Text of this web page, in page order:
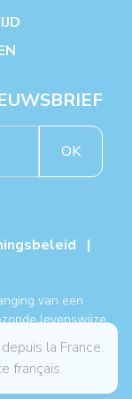
la France.
français.
OK
|
van een
levenswijze
-